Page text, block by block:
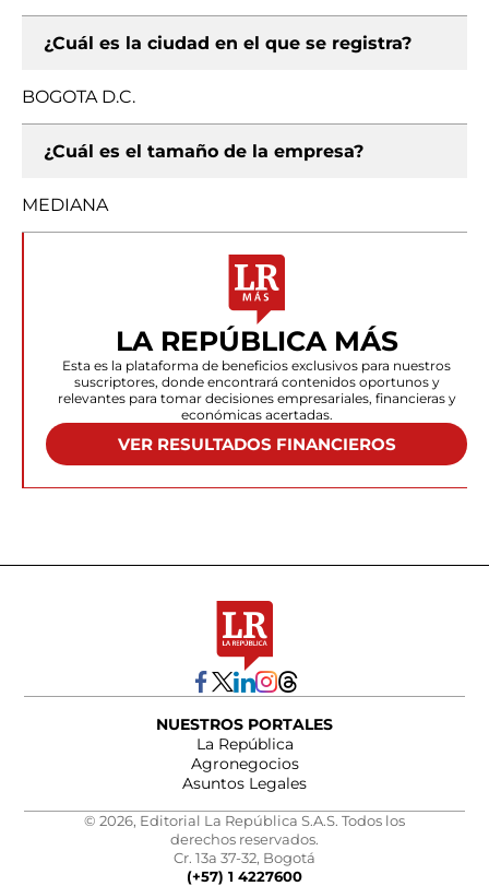
¿Cuál es la ciudad en el que se registra?
BOGOTA D.C.
¿Cuál es el tamaño de la empresa?
MEDIANA
LA REPÚBLICA MÁS
Esta es la plataforma de beneficios exclusivos para nuestros
suscriptores, donde encontrará contenidos oportunos y
relevantes para tomar decisiones empresariales, financieras y
económicas acertadas.
VER RESULTADOS FINANCIEROS
NUESTROS PORTALES
La República
Agronegocios
Asuntos Legales
© 2026, Editorial La República S.A.S. Todos los
derechos reservados.
Cr. 13a 37-32, Bogotá
(+57) 1 4227600